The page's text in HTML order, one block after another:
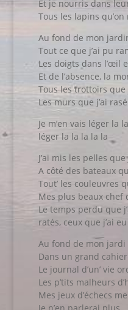
Et je nourris dans
Tous les lapins qu’on
Au fond de mon
Tout ce que j’ai pu
Les doigts dans l’œil
Et de l’absence, la
Tous les trottoirs que
Les murs que j’ai
Je m’en vais léger la
léger la la la la la
J’ai mis les pelles que
A côté des bateaux
Tout’ les couleuvres
Mes plus beaux chef
Le temps perdu que
ratés, ceux que j’ai eu
Au fond de mon jardi
Dans un grand
Le journal d’un’ vie
Les p’tits malheurs
Mes jeux d’échecs
Je n’en parlerai plus